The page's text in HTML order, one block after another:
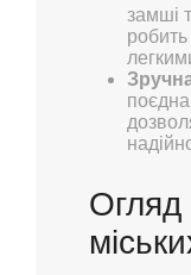
замші
робить
Огляд